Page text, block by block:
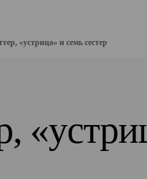
«устрица» и семь сестер